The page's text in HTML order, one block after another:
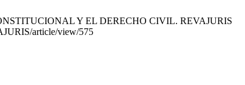
Y EL DERECHO CIVIL. REVAJURIS
article/view/575